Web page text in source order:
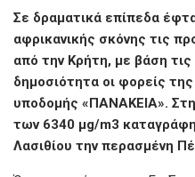
ce
b
o
o
k
tt
er
ail er
Σε δραματικά επίπεδα
αφρικανικής σκόνης τις
από την Κρήτη, με βάση
δημοσιότητα οι φορείς
υποδομής «ΠΑΝΑΚΕΙΑ».
των 6340 μg/m3
Λασιθίου την περασμένη